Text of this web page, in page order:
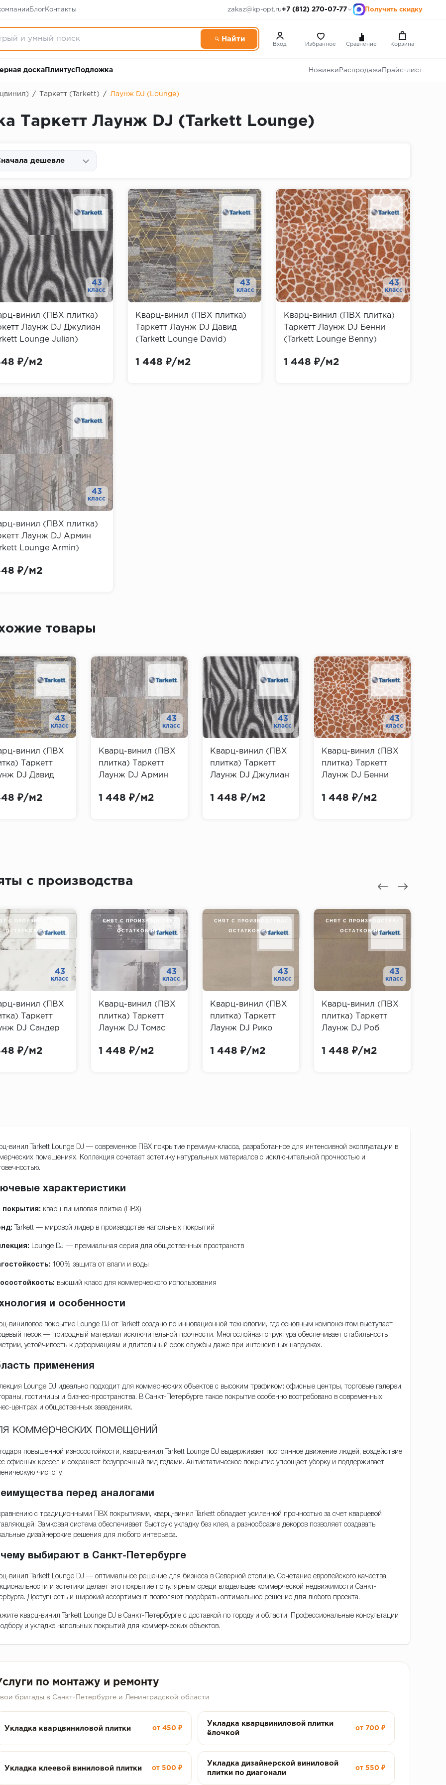
БлогКонтакты zakaz@kp-opt.ru+7 (812) 270-07-77 Получить скидку
Вход Избранное Сравнение Корзина
доска Плинтус Подложка Новинки Распродажа Прайс-лист
/ Таркетт (Tarkett) / Лаунж DJ (Lounge)
Таркетт Лаунж DJ (Tarkett Lounge)
дешевле
43
класс
винил (ПВХ плитка)
Лаунж DJ Джулиан
Lounge Julian)
₽/м2
43
класс
Кварц-винил (ПВХ плитка)
Таркетт Лаунж DJ Давид
(Tarkett Lounge David)
1 448 ₽/м2
43
класс
Кварц-винил (ПВХ плитка)
Таркетт Лаунж DJ Бенни
(Tarkett Lounge Benny)
1 448 ₽/м2
43
класс
винил (ПВХ плитка)
Лаунж DJ Армин
Lounge Armin)
₽/м2
товары
43
класс
винил (ПВХ
Таркетт
DJ Давид
₽/м2
43
класс
Кварц-винил (ПВХ
плитка) Таркетт
Лаунж DJ Армин
Armin)
1 448 ₽/м2
43
класс
Кварц-винил (ПВХ
плитка) Таркетт
Лаунж DJ Джулиан
Julian)
1 448 ₽/м2
43
класс
Кварц-винил (ПВХ
плитка) Таркетт
Лаунж DJ Бенни
Benny)
1 448 ₽/м2
с производства
43
класс
С ПРОИЗВОДСТВА/
ОСТАТКОВ НЕТ
винил (ПВХ
Таркетт
DJ Сандер
₽/м2
43
класс
СНЯТ С ПРОИЗВОДСТВА/
ОСТАТКОВ НЕТ
Кварц-винил (ПВХ
плитка) Таркетт
Лаунж DJ Томас
Thomas)
1 448 ₽/м2
43
класс
СНЯТ С ПРОИЗВОДСТВА/
ОСТАТКОВ НЕТ
Кварц-винил (ПВХ
плитка) Таркетт
Лаунж DJ Рико
Rico)
1 448 ₽/м2
43
класс
СНЯТ С ПРОИЗВОДСТВА/
ОСТАТКОВ НЕТ
Кварц-винил (ПВХ
плитка) Таркетт
Лаунж DJ Роб
Rob)
1 448 ₽/м2
винил Tarkett Lounge DJ — современное ПВХ покрытие премиум-класса, разработанное для интенсивной эксплуатации в
помещениях. Коллекция сочетает эстетику натуральных материалов с исключительной прочностью и
характеристики
покрытия: кварц-виниловая плитка (ПВХ)
Tarkett — мировой лидер в производстве напольных покрытий
Lounge DJ — премиальная серия для общественных пространств
100% защита от влаги и воды
высший класс для коммерческого использования
и особенности
виниловое покрытие Lounge DJ от Tarkett создано по инновационной технологии, где основным компонентом выступает
песок — природный материал исключительной прочности. Многослойная структура обеспечивает стабильность
устойчивость к деформациям и длительный срок службы даже при интенсивных нагрузках.
применения
Lounge DJ идеально подходит для коммерческих объектов с высоким трафиком: офисные центры, торговые галереи,
гостиницы и бизнес-пространства. В Санкт-Петербурге такое покрытие особенно востребовано в современных
центрах и общественных заведениях.
коммерческих помещений
повышенной износостойкости, кварц-винил Tarkett Lounge DJ выдерживает постоянное движение людей, воздействие
офисных кресел и сохраняет безупречный вид годами. Антистатическое покрытие упрощает уборку и поддерживает
чистоту.
перед аналогами
с традиционными ПВХ покрытиями, кварц-винил Tarkett обладает усиленной прочностью за счет кварцевой
Замковая система обеспечивает быструю укладку без клея, а разнообразие декоров позволяет создавать
дизайнерские решения для любого интерьера.
выбирают в Санкт-Петербурге
винил Tarkett Lounge DJ — оптимальное решение для бизнеса в Северной столице. Сочетание европейского качества,
и эстетики делает это покрытие популярным среди владельцев коммерческой недвижимости Санкт-
Доступность и широкий ассортимент позволяют подобрать оптимальное решение для любого проекта.
кварц-винил Tarkett Lounge DJ в Санкт-Петербурге с доставкой по городу и области. Профессиональные консультации
и укладке напольных покрытий для коммерческих объектов.
по монтажу и ремонту
бригады в Санкт-Петербурге и Ленинградской области
Укладка кварцвиниловой плитки от 450 ₽
Укладка кварцвиниловой плитки
ёлочкой
от 700 ₽
Укладка клеевой виниловой плитки от 500 ₽
Укладка дизайнерской виниловой
плитки по диагонали
от 550 ₽